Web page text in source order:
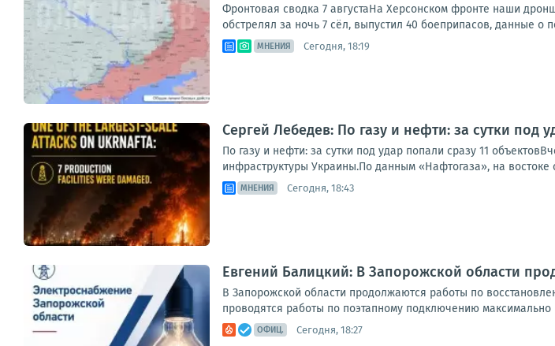
Фронтовая сводка 7 августаНа Херсонском фронте наши
обстрелял за ночь 7 сёл, выпустил 40 боеприпасов, данные о
МНЕНИЯ Сегодня, 18:19
Сергей Лебедев: По газу и нефти: за сутки под
По газу и нефти: за сутки под удар попали сразу 11
инфраструктуры Украины.По данным «Нафтогаза», на
МНЕНИЯ Сегодня, 18:43
Евгений Балицкий: В Запорожской области
В Запорожской области продолжаются работы по
проводятся работы по поэтапному подключению
ОФИЦ. Сегодня, 18:27